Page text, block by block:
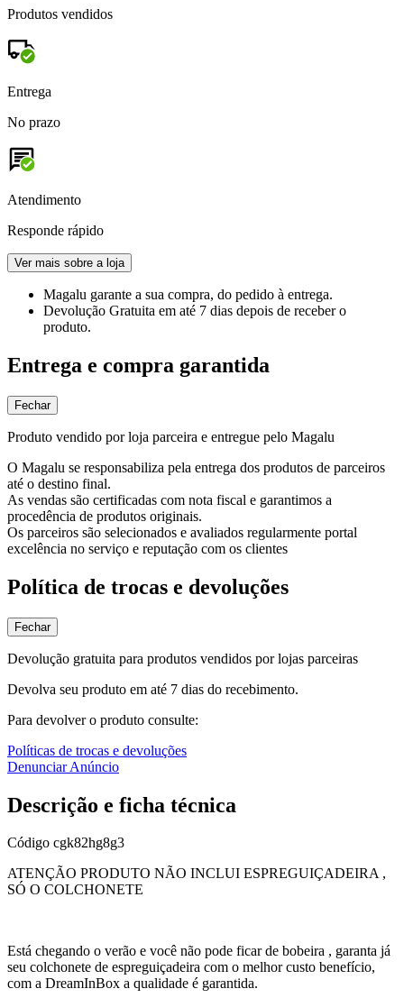
Produtos vendidos
Entrega
No prazo
Atendimento
Responde rápido
Ver mais sobre a loja
Magalu garante a sua compra, do pedido à entrega.
Devolução Gratuita em até 7 dias depois de receber o
produto.
Entrega e compra garantida
Fechar
Produto vendido por loja parceira e entregue pelo Magalu
O Magalu se responsabiliza pela entrega dos produtos de parceiros
até o destino final.
As vendas são certificadas com nota fiscal e garantimos a
procedência de produtos originais.
Os parceiros são selecionados e avaliados regularmente portal
excelência no serviço e reputação com os clientes
Política de trocas e devoluções
Fechar
Devolução gratuita para produtos vendidos por lojas parceiras
Devolva seu produto em até 7 dias do recebimento.
Para devolver o produto consulte:
Políticas de trocas e devoluções
Denunciar Anúncio
Descrição e ficha técnica
Código cgk82hg8g3
ATENÇÃO PRODUTO NÃO INCLUI ESPREGUIÇADEIRA ,
SÓ O COLCHONETE
Está chegando o verão e você não pode ficar de bobeira , garanta já
seu colchonete de espreguiçadeira com o melhor custo benefício,
com a DreamInBox a qualidade é garantida.